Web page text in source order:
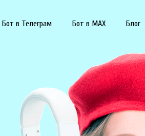
Бот в Телеграм Бот в MAX Блог